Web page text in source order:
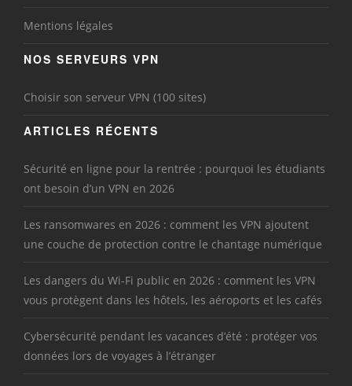
Mentions légales
NOS SERVEURS VPN
Choisir son serveur VPN (100 sites)
ARTICLES RÉCENTS
Sécurité en ligne pour la rentrée : pourquoi les étudiants
ont besoin d’un VPN en 2026
Les ransomwares en 2026 : comment les VPN ajoutent
une couche de protection contre le chantage numérique
Les dangers du Wi-Fi public en 2026 : comment les VPN
vous protègent dans les hôtels, les aéroports et les cafés
Cybersécurité pendant les vacances d’été : protéger vos
données lors de voyages à l’étranger